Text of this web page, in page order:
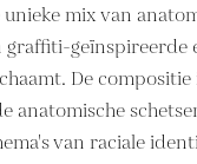
mix van
graffiti-geïnspireerde
De
anatomische
van raciale